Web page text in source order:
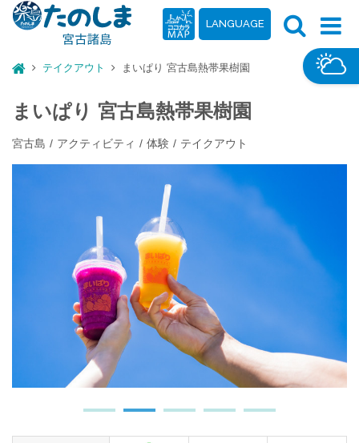
LANGUAGE
テイクアウト まいぱり 宮古島熱帯果樹園
まいぱり 宮古島熱帯果樹園
宮古島 アクティビティ 体験 テイクアウト